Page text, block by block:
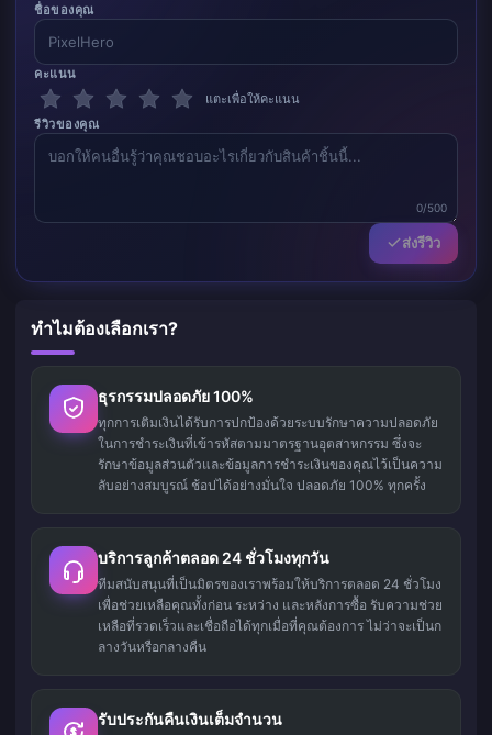
ชื่อของคุณ
คะแนน
แตะเพื่อให้คะแนน
รีวิวของคุณ
0/500
ส่งรีวิว
ทำไมต้องเลือกเรา?
ธุรกรรมปลอดภัย 100%
ทุกการเติมเงินได้รับการปกป้องด้วยระบบรักษาความปลอดภัย
ในการชำระเงินที่เข้ารหัสตามมาตรฐานอุตสาหกรรม ซึ่งจะ
รักษาข้อมูลส่วนตัวและข้อมูลการชำระเงินของคุณไว้เป็นความ
ลับอย่างสมบูรณ์ ช้อปได้อย่างมั่นใจ ปลอดภัย 100% ทุกครั้ง
บริการลูกค้าตลอด 24 ชั่วโมงทุกวัน
ทีมสนับสนุนที่เป็นมิตรของเราพร้อมให้บริการตลอด 24 ชั่วโมง
เพื่อช่วยเหลือคุณทั้งก่อน ระหว่าง และหลังการซื้อ รับความช่วย
เหลือที่รวดเร็วและเชื่อถือได้ทุกเมื่อที่คุณต้องการ ไม่ว่าจะเป็นก
ลางวันหรือกลางคืน
รับประกันคืนเงินเต็มจำนวน